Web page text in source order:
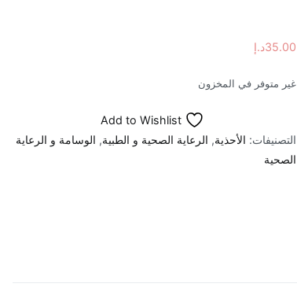
35.00د.إ
غير متوفر في المخزون
Add to Wishlist
التصنيفات: الأحذية, الرعاية الصحية و الطبية, الوسامة و الرعاية
الصحية